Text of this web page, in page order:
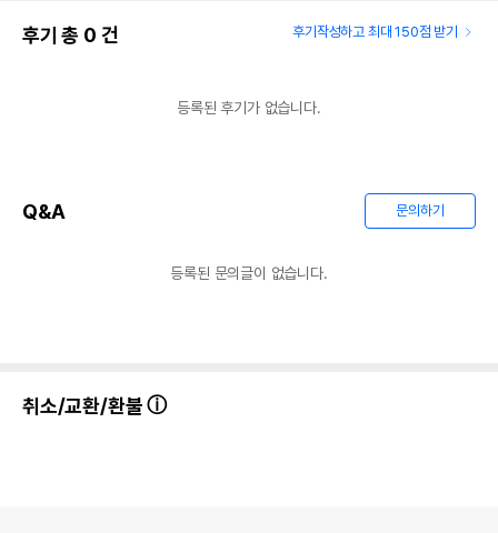
후기 총 0 건 후기작성하고 최대 150점 받기
등록된 후기가 없습니다.
Q&A 문의하기
등록된 문의글이 없습니다.
취소/교환/환불